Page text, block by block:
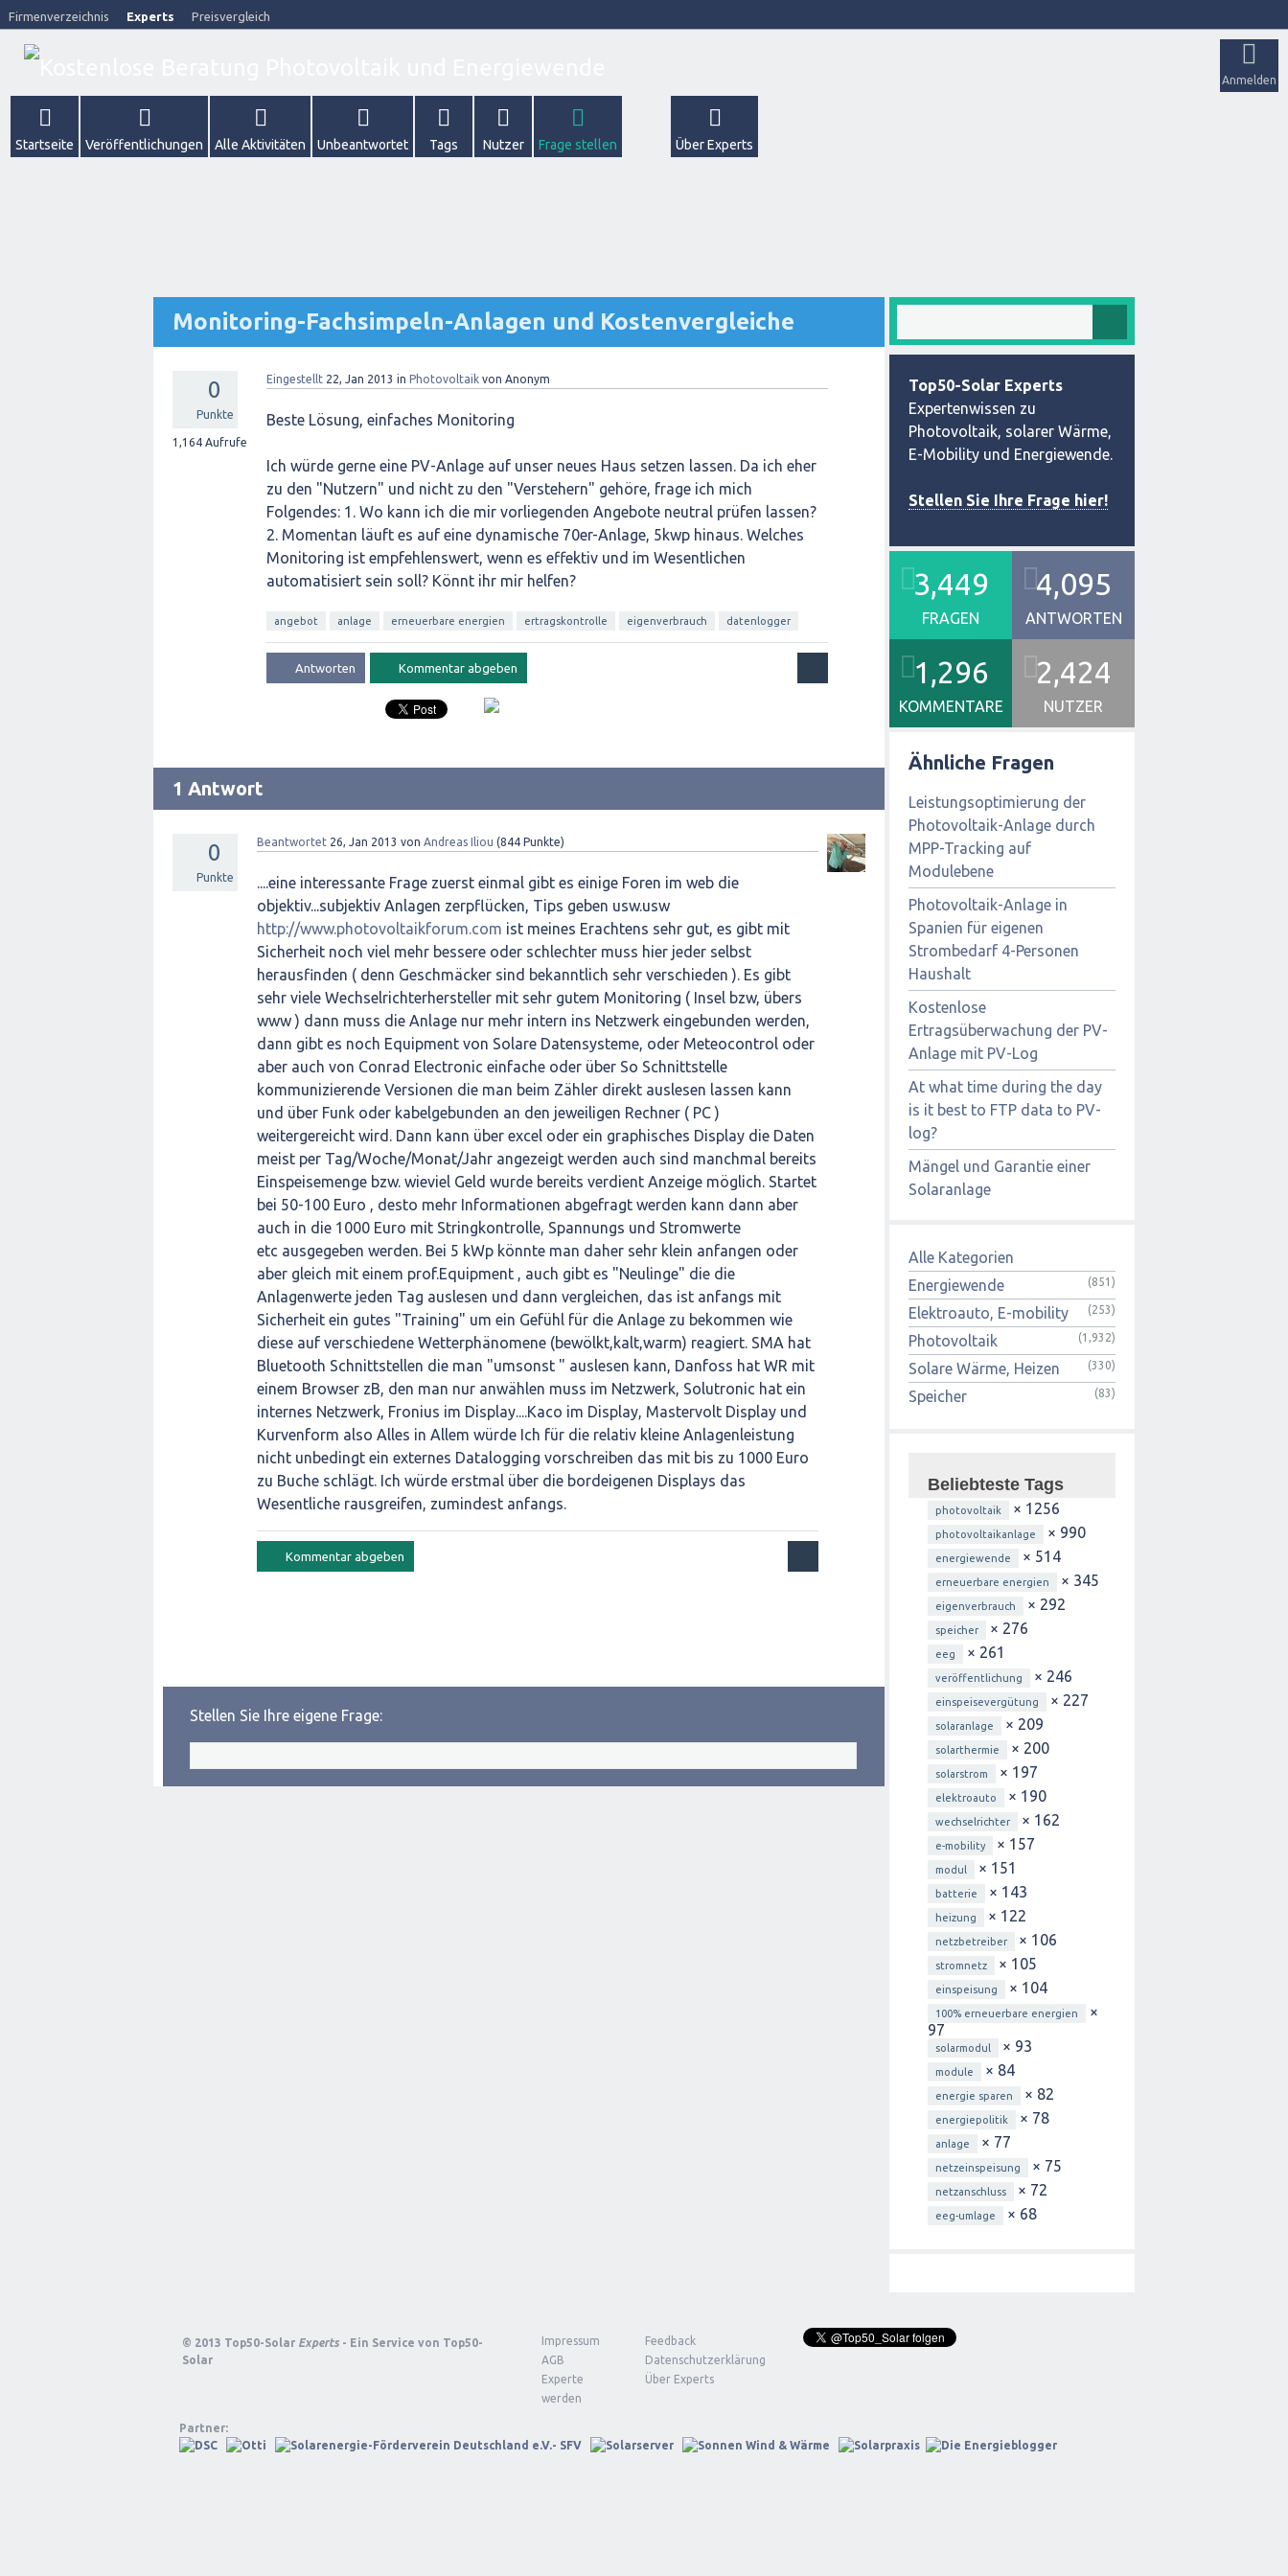
Firmenverzeichnis Experts Preisvergleich
Anmelden
Startseite Veröffentlichungen Alle Aktivitäten Unbeantwortet Tags Nutzer Frage stellen Über Experts
Monitoring-Fachsimpeln-Anlagen und Kostenvergleiche
0
Punkte
1,164 Aufrufe
Eingestellt 22, Jan 2013 in Photovoltaik von Anonym
Beste Lösung, einfaches Monitoring
Ich würde gerne eine PV-Anlage auf unser neues Haus setzen lassen. Da ich eher
zu den "Nutzern" und nicht zu den "Verstehern" gehöre, frage ich mich
Folgendes: 1. Wo kann ich die mir vorliegenden Angebote neutral prüfen lassen?
2. Momentan läuft es auf eine dynamische 70er-Anlage, 5kwp hinaus. Welches
Monitoring ist empfehlenswert, wenn es effektiv und im Wesentlichen
automatisiert sein soll? Könnt ihr mir helfen?
angebot anlage erneuerbare energien ertragskontrolle eigenverbrauch datenlogger
1 Antwort
0
Punkte
Beantwortet 26, Jan 2013 von Andreas Iliou (844 Punkte)
....eine interessante Frage zuerst einmal gibt es einige Foren im web die
objektiv...subjektiv Anlagen zerpflücken, Tips geben usw.usw
http://www.photovoltaikforum.com ist meines Erachtens sehr gut, es gibt mit
Sicherheit noch viel mehr bessere oder schlechter muss hier jeder selbst
herausfinden ( denn Geschmäcker sind bekanntlich sehr verschieden ). Es gibt
sehr viele Wechselrichterhersteller mit sehr gutem Monitoring ( Insel bzw, übers
www ) dann muss die Anlage nur mehr intern ins Netzwerk eingebunden werden,
dann gibt es noch Equipment von Solare Datensysteme, oder Meteocontrol oder
aber auch von Conrad Electronic einfache oder über So Schnittstelle
kommunizierende Versionen die man beim Zähler direkt auslesen lassen kann
und über Funk oder kabelgebunden an den jeweiligen Rechner ( PC )
weitergereicht wird. Dann kann über excel oder ein graphisches Display die Daten
meist per Tag/Woche/Monat/Jahr angezeigt werden auch sind manchmal bereits
Einspeisemenge bzw. wieviel Geld wurde bereits verdient Anzeige möglich. Startet
bei 50-100 Euro , desto mehr Informationen abgefragt werden kann dann aber
auch in die 1000 Euro mit Stringkontrolle, Spannungs und Stromwerte
etc ausgegeben werden. Bei 5 kWp könnte man daher sehr klein anfangen oder
aber gleich mit einem prof.Equipment , auch gibt es "Neulinge" die die
Anlagenwerte jeden Tag auslesen und dann vergleichen, das ist anfangs mit
Sicherheit ein gutes "Training" um ein Gefühl für die Anlage zu bekommen wie
diese auf verschiedene Wetterphänomene (bewölkt,kalt,warm) reagiert. SMA hat
Bluetooth Schnittstellen die man "umsonst " auslesen kann, Danfoss hat WR mit
einem Browser zB, den man nur anwählen muss im Netzwerk, Solutronic hat ein
internes Netzwerk, Fronius im Display....Kaco im Display, Mastervolt Display und
Kurvenform also Alles in Allem würde Ich für die relativ kleine Anlagenleistung
nicht unbedingt ein externes Datalogging vorschreiben das mit bis zu 1000 Euro
zu Buche schlägt. Ich würde erstmal über die bordeigenen Displays das
Wesentliche rausgreifen, zumindest anfangs.
Stellen Sie Ihre eigene Frage:
Top50-Solar Experts
Expertenwissen zu
Photovoltaik, solarer Wärme,
E-Mobility und Energiewende.
Stellen Sie Ihre Frage hier!
3,449
FRAGEN
4,095
ANTWORTEN
1,296
KOMMENTARE
2,424
NUTZER
Ähnliche Fragen
Leistungsoptimierung der
Photovoltaik-Anlage durch
MPP-Tracking auf
Modulebene
Photovoltaik-Anlage in
Spanien für eigenen
Strombedarf 4-Personen
Haushalt
Kostenlose
Ertragsüberwachung der PV-
Anlage mit PV-Log
At what time during the day
is it best to FTP data to PV-
log?
Mängel und Garantie einer
Solaranlage
Alle Kategorien
Energiewende
(851)
Elektroauto, E-mobility (253)
Photovoltaik (1,932)
Solare Wärme, Heizen (330)
Speicher (83)
Beliebteste Tags
photovoltaik × 1256
photovoltaikanlage × 990
energiewende × 514
erneuerbare energien × 345
eigenverbrauch × 292
speicher × 276
eeg × 261
veröffentlichung × 246
einspeisevergütung × 227
solaranlage × 209
solarthermie × 200
solarstrom × 197
elektroauto × 190
wechselrichter × 162
e-mobility × 157
modul × 151
batterie × 143
heizung × 122
netzbetreiber × 106
stromnetz × 105
einspeisung × 104
100% erneuerbare energien
×
97
solarmodul × 93
module × 84
energie sparen × 82
energiepolitik × 78
anlage × 77
netzeinspeisung × 75
netzanschluss × 72
eeg-umlage × 68
© 2013 Top50-Solar Experts - Ein Service von Top50-
Solar
Impressum
Feedback
AGB
Datenschutzerklärung
Experte
werden
Über Experts
Partner: